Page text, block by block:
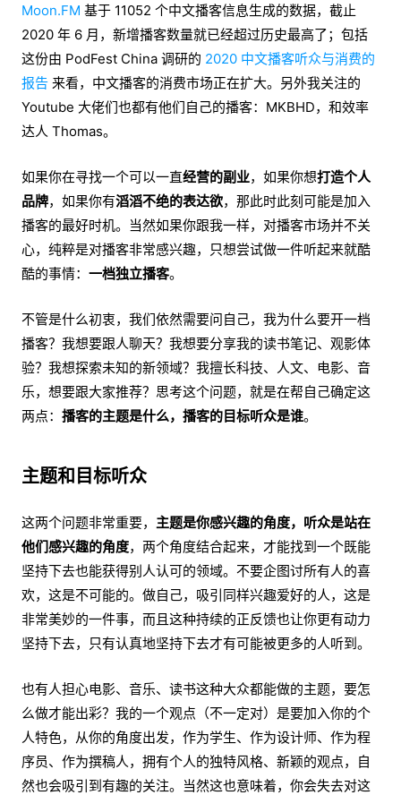
Moon.FM 基于 11052 个中文播客信息生成的数据，截止
2020 年 6 月，新增播客数量就已经超过历史最高了；包括
这份由 PodFest China 调研的 2020 中文播客听众与消费的
报告 来看，中文播客的消费市场正在扩大。另外我关注的
Youtube 大佬们也都有他们自己的播客：MKBHD，和效率
达人 Thomas。
如果你在寻找一个可以一直经营的副业，如果你想打造个人
品牌，如果你有滔滔不绝的表达欲，那此时此刻可能是加入
播客的最好时机。当然如果你跟我一样，对播客市场并不关
心，纯粹是对播客非常感兴趣，只想尝试做一件听起来就酷
酷的事情： 一档独立播客。
不管是什么初衷，我们依然需要问自己，我为什么要开一档
播客？我想要跟人聊天？我想要分享我的读书笔记、观影体
验？我想探索未知的新领域？我擅长科技、人文、电影、音
乐，想要跟大家推荐？思考这个问题，就是在帮自己确定这
两点： 播客的主题是什么，播客的目标听众是谁。
主题和目标听众
这两个问题非常重要， 主题是你感兴趣的角度，听众是站在
他们感兴趣的角度，两个角度结合起来，才能找到一个既能
坚持下去也能获得别人认可的领域。不要企图讨所有人的喜
欢，这是不可能的。做自己，吸引同样兴趣爱好的人，这是
非常美妙的一件事，而且这种持续的正反馈也让你更有动力
坚持下去，只有认真地坚持下去才有可能被更多的人听到。
也有人担心电影、音乐、读书这种大众都能做的主题，要怎
么做才能出彩？我的一个观点（不一定对）是要加入你的个
人特色，从你的角度出发，作为学生、作为设计师、作为程
序员、作为撰稿人，拥有个人的独特风格、新颖的观点，自
然也会吸引到有趣的关注。当然这也意味着，你会失去对这